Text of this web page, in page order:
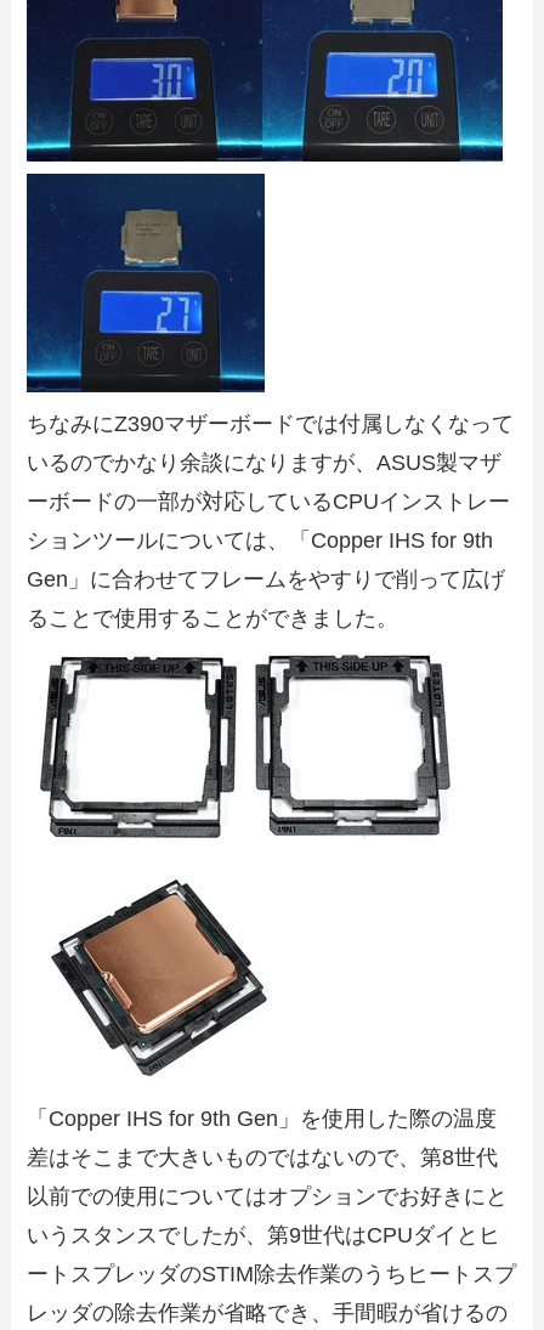
ちなみにZ390マザーボードでは付属しなくなって
いるのでかなり余談になりますが、ASUS製マザ
ーボードの一部が対応しているCPUインストレー
ションツールについては、「Copper IHS for 9th
Gen」に合わせてフレームをやすりで削って広げ
ることで使用することができました。
「Copper IHS for 9th Gen」を使用した際の温度
差はそこまで大きいものではないので、第8世代
以前での使用についてはオプションでお好きにと
いうスタンスでしたが、第9世代はCPUダイとヒ
ートスプレッダのSTIM除去作業のうちヒートスプ
レッダの除去作業が省略でき、手間暇が省けるの